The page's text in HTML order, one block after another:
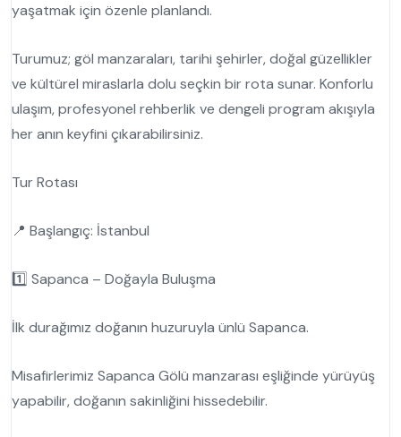
yaşatmak için özenle planlandı.
Turumuz; göl manzaraları, tarihi şehirler, doğal güzellikler
ve kültürel miraslarla dolu seçkin bir rota sunar. Konforlu
ulaşım, profesyonel rehberlik ve dengeli program akışıyla
her anın keyfini çıkarabilirsiniz.
Tur Rotası
📍 Başlangıç: İstanbul
1️⃣ Sapanca – Doğayla Buluşma
İlk durağımız doğanın huzuruyla ünlü Sapanca.
Misafirlerimiz Sapanca Gölü manzarası eşliğinde yürüyüş
yapabilir, doğanın sakinliğini hissedebilir.